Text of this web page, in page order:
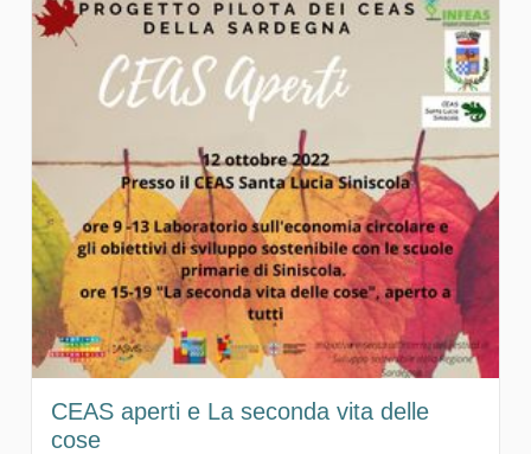
CEAS aperti e La seconda vita delle
cose